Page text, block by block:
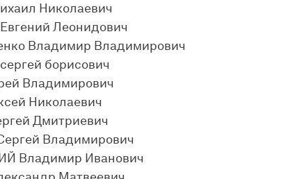
Николаевич
Леонидович
Владимир Владимирович
борисович
Владимирович
Николаевич
Дмитриевич
Владимирович
Владимир Иванович